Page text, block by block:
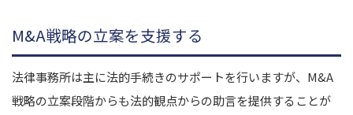
M&A戦略の立案を支援する
法律事務所は主に法的手続きのサポートを行いますが、M&A
戦略の立案段階からも法的観点からの助言を提供することが